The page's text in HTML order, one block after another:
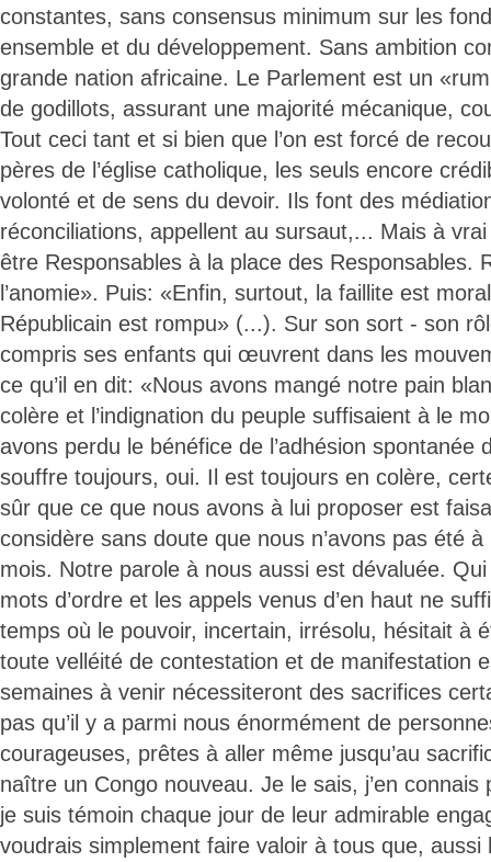
constantes, sans consensus minimum sur les
ensemble et du développement. Sans ambition
grande nation africaine. Le Parlement est un
de godillots, assurant une majorité mécanique,
Tout ceci tant et si bien que l’on est forcé de
pères de l’église catholique, les seuls encore
volonté et de sens du devoir. Ils font des
réconciliations, appellent au sursaut,... Mais à
être Responsables à la place des Responsables.
l’anomie». Puis: «Enfin, surtout, la faillite est
Républicain est rompu» (...). Sur son sort - son
compris ses enfants qui œuvrent dans les
ce qu’il en dit: «Nous avons mangé notre pain
colère et l’indignation du peuple suffisaient à le
avons perdu le bénéfice de l’adhésion spontanée
souffre toujours, oui. Il est toujours en colère,
sûr que ce que nous avons à lui proposer est
considère sans doute que nous n’avons pas été
mois. Notre parole à nous aussi est dévaluée.
mots d’ordre et les appels venus d’en haut ne
temps où le pouvoir, incertain, irrésolu, hésitait à
toute velléité de contestation et de manifestation
semaines à venir nécessiteront des sacrifices
pas qu’il y a parmi nous énormément de
courageuses, prêtes à aller même jusqu’au
naître un Congo nouveau. Je le sais, j’en
je suis témoin chaque jour de leur admirable
voudrais simplement faire valoir à tous que, aussi